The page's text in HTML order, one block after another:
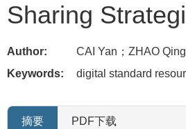
Sharing
Author:
CAI Yan；ZHAO
Keywords:
digital standard
摘要 PDF下载